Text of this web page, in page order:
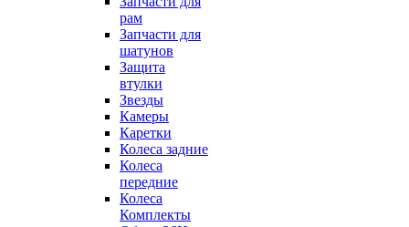
рам
Запчасти для
шатунов
Защита
втулки
Звезды
Камеры
Каретки
Колеса задние
Колеса
передние
Колеса
Комплекты